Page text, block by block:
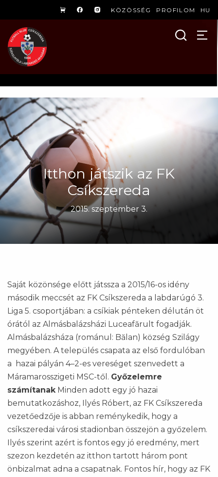
KÖZÖSSÉG PROFILOM HU
Itthon játszik az FK
Csíkszereda
2015. szeptember 3.
Saját közönsége előtt játssza a 2015/16-os idény
második meccsét az FK Csíkszereda a labdarúgó 3.
Liga 5. csoportjában: a csíkiak pénteken délután öt
órától az Almásbalázsházi Luceafărult fogadják.
Almásbalázsháza (románul: Bălan) község Szilágy
megyében. A település csapata az első fordulóban
a hazai pályán 4–2-es vereséget szenvedett a
Máramarosszigeti MSC-től. Győzelemre
számítanakMinden adott egy jó hazai
bemutatkozáshoz, Ilyés Róbert, az FK Csíkszereda
vezetőedzője is abban reménykedik, hogy a
csíkszeredai városi stadionban összejön a győzelem.
Ilyés szerint azért is fontos egy jó eredmény, mert
szezon kezdetén az itthon tartott három pont
önbizalmat adna a csapatnak. Fontos hír, hogy az FK